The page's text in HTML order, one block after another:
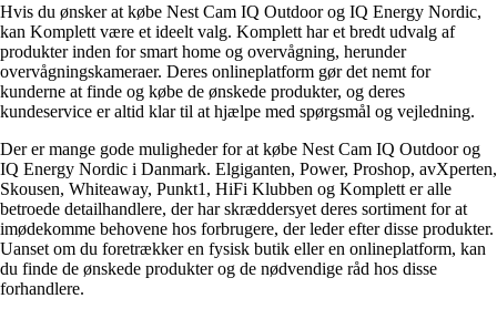
Hvis du ønsker at købe Nest Cam IQ Outdoor og IQ Energy Nordic,
kan Komplett være et ideelt valg. Komplett har et bredt udvalg af
produkter inden for smart home og overvågning, herunder
overvågningskameraer. Deres onlineplatform gør det nemt for
kunderne at finde og købe de ønskede produkter, og deres
kundeservice er altid klar til at hjælpe med spørgsmål og vejledning.
Der er mange gode muligheder for at købe Nest Cam IQ Outdoor og
IQ Energy Nordic i Danmark. Elgiganten, Power, Proshop, avXperten,
Skousen, Whiteaway, Punkt1, HiFi Klubben og Komplett er alle
betroede detailhandlere, der har skræddersyet deres sortiment for at
imødekomme behovene hos forbrugere, der leder efter disse produkter.
Uanset om du foretrækker en fysisk butik eller en onlineplatform, kan
du finde de ønskede produkter og de nødvendige råd hos disse
forhandlere.